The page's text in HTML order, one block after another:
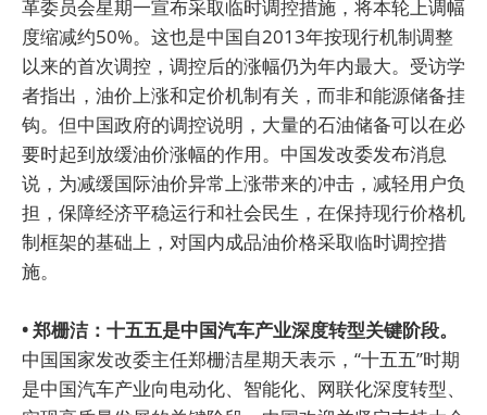
革委员会星期一宣布采取临时调控措施，将本轮上调幅
度缩减约50%。这也是中国自2013年按现行机制调整
以来的首次调控，调控后的涨幅仍为年内最大。受访学
者指出，油价上涨和定价机制有关，而非和能源储备挂
钩。但中国政府的调控说明，大量的石油储备可以在必
要时起到放缓油价涨幅的作用。中国发改委发布消息
说，为减缓国际油价异常上涨带来的冲击，减轻用户负
担，保障经济平稳运行和社会民生，在保持现行价格机
制框架的基础上，对国内成品油价格采取临时调控措
施。
• 郑栅洁：十五五是中国汽车产业深度转型关键阶段。
中国国家发改委主任郑栅洁星期天表示，“十五五”时期
是中国汽车产业向电动化、智能化、网联化深度转型、